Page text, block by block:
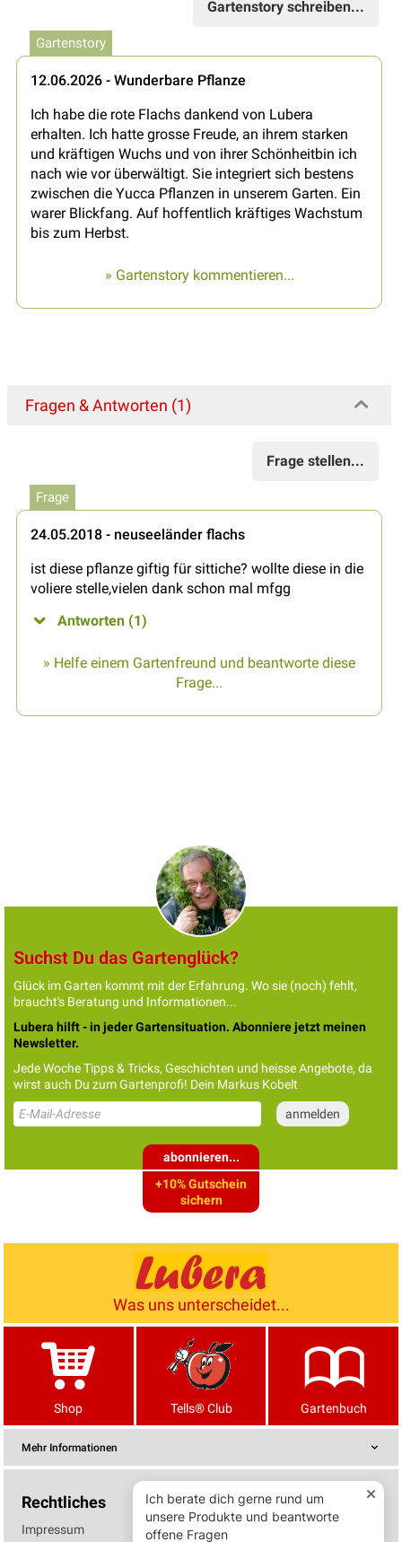
Gartenstory schreiben...
Gartenstory
12.06.2026 - Wunderbare Pflanze
Ich habe die rote Flachs dankend von Lubera
erhalten. Ich hatte grosse Freude, an ihrem starken
und kräftigen Wuchs und von ihrer Schönheitbin ich
nach wie vor überwältigt. Sie integriert sich bestens
zwischen die Yucca Pflanzen in unserem Garten. Ein
warer Blickfang. Auf hoffentlich kräftiges Wachstum
bis zum Herbst.
» Gartenstory kommentieren...
Fragen & Antworten (1)
Frage stellen...
Frage
24.05.2018 - neuseeländer flachs
ist diese pflanze giftig für sittiche? wollte diese in die
voliere stelle,vielen dank schon mal mfgg
Antworten (1)
» Helfe einem Gartenfreund und beantworte diese
Frage...
Suchst Du das Gartenglück?
Glück im Garten kommt mit der Erfahrung. Wo sie (noch) fehlt,
braucht's Beratung und Informationen...
Lubera hilft - in jeder Gartensituation. Abonniere jetzt meinen
Newsletter.
Jede Woche Tipps & Tricks, Geschichten und heisse Angebote, da
wirst auch Du zum Gartenprofi! Dein Markus Kobelt
abonnieren...
+10% Gutschein
sichern
Was uns unterscheidet...
Shop Tells® Club Gartenbuch
Mehr Informationen
Rechtliches
Impressum